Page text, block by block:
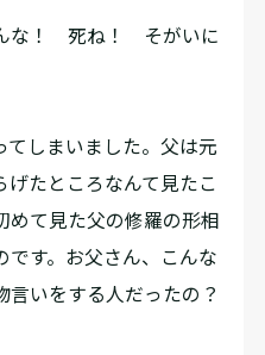
な！ 死ね！ そがいに
しまいました。父は元
たところなんて見たこ
めて見た父の修羅の形相
です。お父さん、こんな
言いをする人だったの？